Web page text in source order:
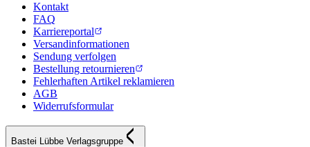
Kontakt
FAQ
Karriereportal
Versandinformationen
Sendung verfolgen
Bestellung retournieren
Fehlerhaften Artikel reklamieren
AGB
Widerrufsformular
Bastei Lübbe Verlagsgruppe